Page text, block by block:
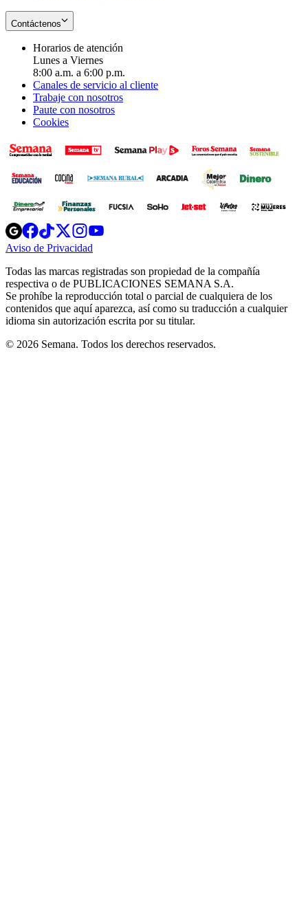
Contáctenos
Horarios de atención
Lunes a Viernes
8:00 a.m. a 6:00 p.m.
Canales de servicio al cliente
Trabaje con nosotros
Paute con nosotros
Cookies
Opens
in
new
Opens
in
new
Opens
in
new
window
Opens
new
windowwindow
Aviso de Privacidad
new
window
Todas las marcas registradas son propiedad de la compañía
respectiva o de PUBLICACIONES SEMANA S.A.
Se prohíbe la reproducción total o parcial de cualquiera de los
contenidos que aquí aparezca, así como su traducción a cualquier
idioma sin autorización escrita por su titular.
© 2026 Semana. Todos los derechos reservados.